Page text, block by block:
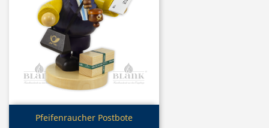
Vorschau
Pfeifenraucher Postbote